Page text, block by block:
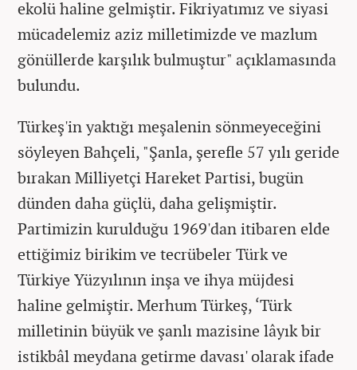
ekolü haline gelmiştir. Fikriyatımız ve siyasi
mücadelemiz aziz milletimizde ve mazlum
gönüllerde karşılık bulmuştur" açıklamasında
bulundu.
Türkeş'in yaktığı meşalenin sönmeyeceğini
söyleyen Bahçeli, "Şanla, şerefle 57 yılı geride
bırakan Milliyetçi Hareket Partisi, bugün
dünden daha güçlü, daha gelişmiştir.
Partimizin kurulduğu 1969'dan itibaren elde
ettiğimiz birikim ve tecrübeler Türk ve
Türkiye Yüzyılının inşa ve ihya müjdesi
haline gelmiştir. Merhum Türkeş, ‘Türk
milletinin büyük ve şanlı mazisine lâyık bir
istikbâl meydana getirme davası' olarak ifade